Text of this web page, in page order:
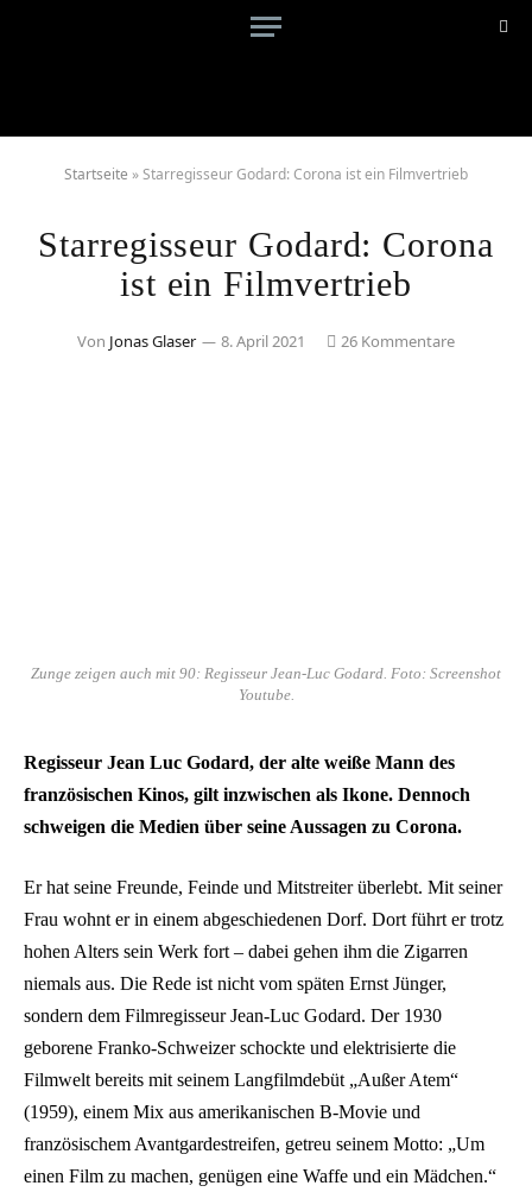
Startseite »Starregisseur Godard: Corona ist ein Filmvertrieb
Starregisseur Godard: Corona
ist ein Filmvertrieb
Von Jonas Glaser 8. April 2021 26 Kommentare
Zunge zeigen auch mit 90: Regisseur Jean-Luc Godard. Foto: Screenshot
Youtube.
Regisseur Jean Luc Godard, der alte weiße Mann des
französischen Kinos, gilt inzwischen als Ikone. Dennoch
schweigen die Medien über seine Aussagen zu Corona.
Er hat seine Freunde, Feinde und Mitstreiter überlebt. Mit seiner
Frau wohnt er in einem abgeschiedenen Dorf. Dort führt er trotz
hohen Alters sein Werk fort – dabei gehen ihm die Zigarren
niemals aus. Die Rede ist nicht vom späten Ernst Jünger,
sondern dem Filmregisseur Jean-Luc Godard. Der 1930
geborene Franko-Schweizer schockte und elektrisierte die
Filmwelt bereits mit seinem Langfilmdebüt „Außer Atem“
(1959), einem Mix aus amerikanischen B-Movie und
französischem Avantgardestreifen, getreu seinem Motto: „Um
einen Film zu machen, genügen eine Waffe und ein Mädchen.“